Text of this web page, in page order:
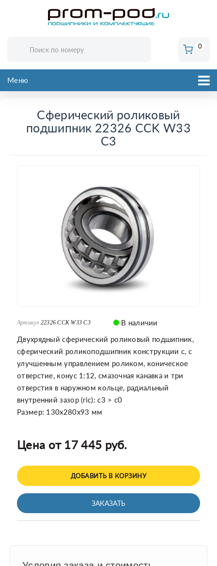
0
Меню
Сферический роликовый
подшипник 22326 CCK W33
C3
Артикул 22326 CCK W33 C3
В наличии
Двухрядный сферический роликовый подшипник,
сферический роликоподшипник конструкции c, с
улучшенным управлением роликом, коническое
отверстие, конус 1:12, смазочная канавка и три
отверстия в наружном кольце, радиальный
внутренний зазор (ric): c3 > c0
Размер: 130x280x93 мм
Цена от 17 445 руб.
ДОБАВИТЬ В КОРЗИНУ
ЗАКАЗАТЬ